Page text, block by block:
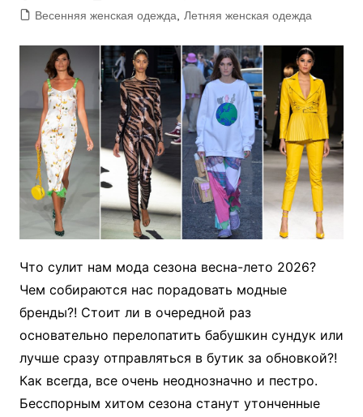
Весенняя женская одежда
Летняя женская одежда
Что сулит нам мода сезона весна-лето 2026?
Чем собираются нас порадовать модные
бренды?! Стоит ли в очередной раз
основательно перелопатить бабушкин сундук или
лучше сразу отправляться в бутик за обновкой?!
Как всегда, все очень неоднозначно и пестро.
Бесспорным хитом сезона станут утонченные